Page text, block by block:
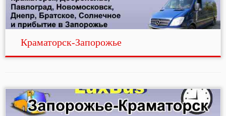
Краматорск-Запорожье